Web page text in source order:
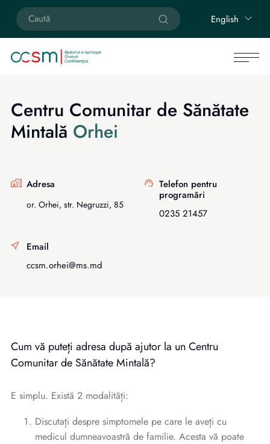
English
Centru Comunitar de Sănătate
Mintală Orhei
Adresa
or. Orhei, str. Negruzzi, 85
Telefon pentru
programări
0235 21457
Email
ccsm.orhei@ms.md
Cum vă puteți adresa după ajutor la un Centru
Comunitar de Sănătate Mintală?
E simplu. Există 2 modalități:
Discutați despre simptomele pe care le aveți cu
medicul dumneavoastră de familie. Acesta vă poate